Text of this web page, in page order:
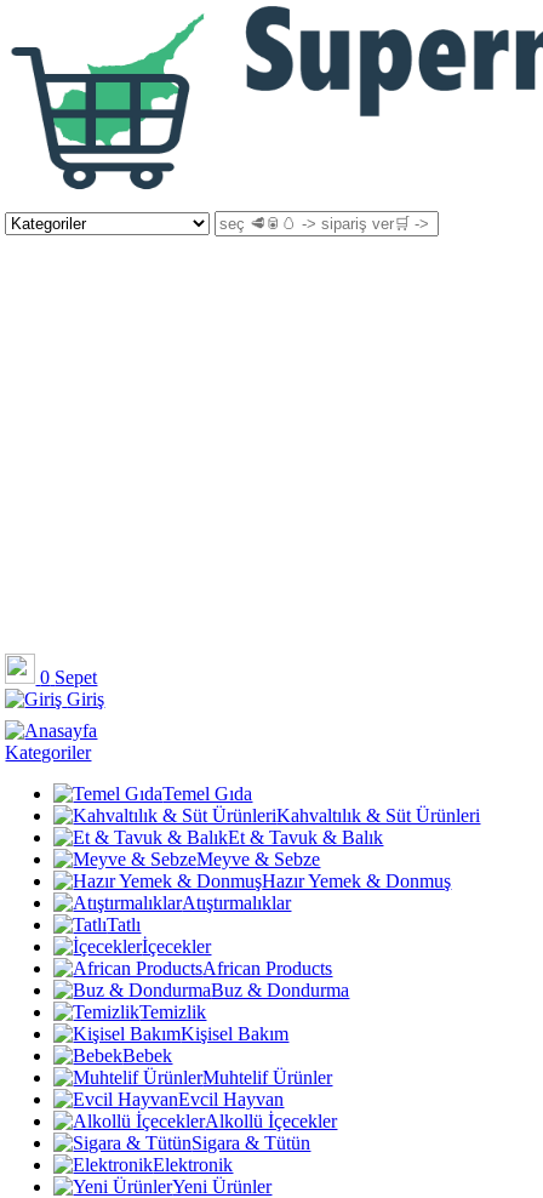
0 Sepet
Giriş
Kategoriler
Temel Gıda
Kahvaltılık & Süt Ürünleri
Et & Tavuk & Balık
Meyve & Sebze
Hazır Yemek & Donmuş
Atıştırmalıklar
Tatlı
İçecekler
African Products
Buz & Dondurma
Temizlik
Kişisel Bakım
Bebek
Muhtelif Ürünler
Evcil Hayvan
Alkollü İçecekler
Sigara & Tütün
Elektronik
Yeni Ürünler